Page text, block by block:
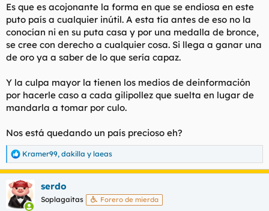
Es que es acojonante la forma en que se endiosa en este
puto país a cualquier inútil. A esta tía antes de eso no la
conocían ni en su puta casa y por una medalla de bronce,
se cree con derecho a cualquier cosa. Si llega a ganar una
de oro ya a saber de lo que sería capaz.
Y la culpa mayor la tienen los medios de deinformación
por hacerle caso a cada gilipollez que suelta en lugar de
mandarla a tomar por culo.
Nos está quedando un país precioso eh?
R
e
a
c
c
i
Kramer99, dakilla y laeas
serdo
Soplagaitas Forero de mierda